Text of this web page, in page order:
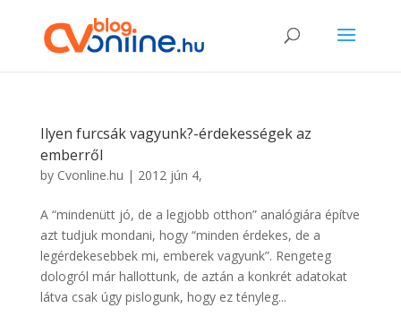
Ilyen furcsák vagyunk?-érdekességek az
emberről
by Cvonline.hu | 2012 jún 4,
A “mindenütt jó, de a legjobb otthon” analógiára építve
azt tudjuk mondani, hogy “minden érdekes, de a
legérdekesebbek mi, emberek vagyunk”. Rengeteg
dologról már hallottunk, de aztán a konkrét adatokat
látva csak úgy pislogunk, hogy ez tényleg...